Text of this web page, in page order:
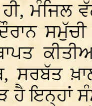
ਮੰਜਿਲ
ਸਰਬੱਤ
ਇਨ੍ਹਾਂ